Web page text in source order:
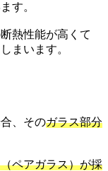
す。
熱性能が高くて
まいます。
、そのガラス部分
ペアガラス）が採